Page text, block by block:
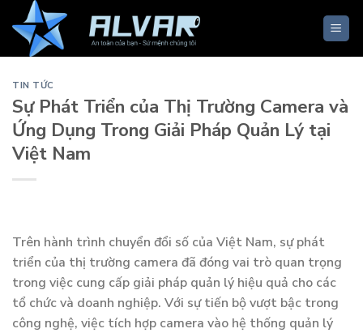
to
content
TIN TỨC
Sự Phát Triển của Thị Trường Camera và
Ứng Dụng Trong Giải Pháp Quản Lý tại
Việt Nam
Trên hành trình chuyển đổi số của Việt Nam, sự phát
triển của thị trường camera đã đóng vai trò quan trọng
trong việc cung cấp giải pháp quản lý hiệu quả cho các
tổ chức và doanh nghiệp. Với sự tiến bộ vượt bậc trong
công nghệ, việc tích hợp camera vào hệ thống quản lý